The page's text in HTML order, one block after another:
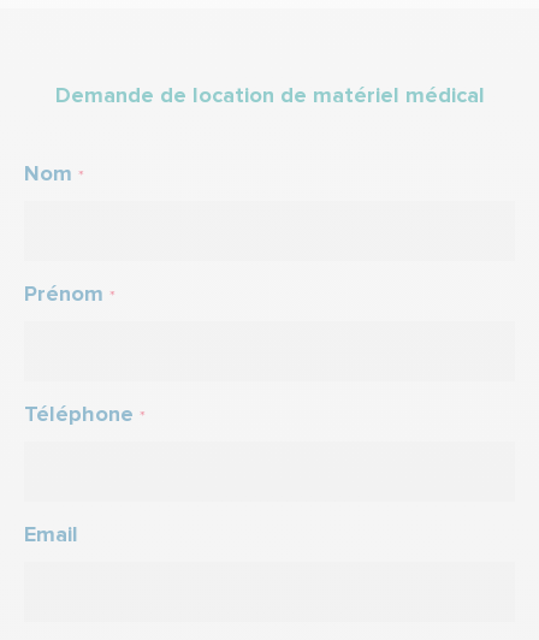
Demande de location de matériel médical
*
Nom
*
Prénom
*
Téléphone
Email